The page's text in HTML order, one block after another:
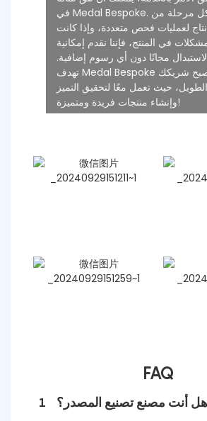
في Medal Bespoke. تخضع كل مرحلة من
لعمليات فحص متعددة، وإذا كانت
في المنتج، فإننا نقدم إمكانية
مجانًا دون أي رسوم إضافية.
تهدف Medal Bespoke إلى أن تصبح شريكك
حيث تعمل معًا لتحقيق التميز
وإنشاء منتجات فريدة ومتميزة!
FAQ
1 هل أنت مصنع تصنيع المصدر؟